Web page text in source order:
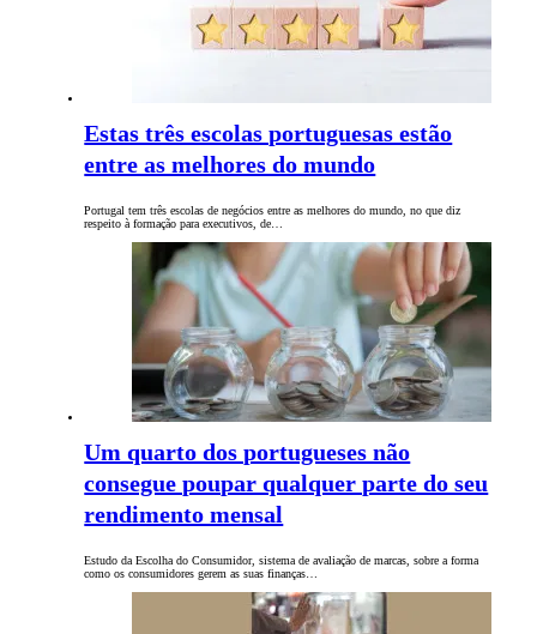
Estas três escolas portuguesas estão
entre as melhores do mundo
Portugal tem três escolas de negócios entre as melhores do mundo, no que diz
respeito à formação para executivos, de…
Um quarto dos portugueses não
consegue poupar qualquer parte do seu
rendimento mensal
Estudo da Escolha do Consumidor, sistema de avaliação de marcas, sobre a forma
como os consumidores gerem as suas finanças…